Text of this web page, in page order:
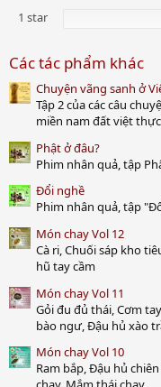
1 star
Các tác phẩm khác
Chuyện vãng sanh ở
Tập 2 của các câu
miền nam đất việt
Phật ở đâu?
Phim nhân quả, tập
Đổi nghề
Phim nhân quả, tập
Món chay Vol 12
Cà ri, Chuối sáp kho
hũ tay cầm
Món chay Vol 11
Gỏi đu đủ thái, Cơm
bào ngư, Đậu hủ xào
Món chay Vol 10
Ram bắp, Đậu hủ